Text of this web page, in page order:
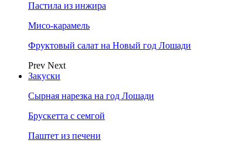
Пастила из инжира
Мисо-карамель
Фруктовый салат на Новый год Лошади
Prev Next
Закуски
Сырная нарезка на год Лошади
Брускетта с семгой
Паштет из печени